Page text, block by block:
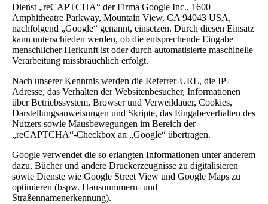
Dienst „reCAPTCHA“ der Firma Google Inc., 1600
Amphitheatre Parkway, Mountain View, CA 94043 USA,
nachfolgend „Google“ genannt, einsetzen. Durch diesen Einsatz
kann unterschieden werden, ob die entsprechende Eingabe
menschlicher Herkunft ist oder durch automatisierte maschinelle
Verarbeitung missbräuchlich erfolgt.
Nach unserer Kenntnis werden die Referrer-URL, die IP-
Adresse, das Verhalten der Websitenbesucher, Informationen
über Betriebssystem, Browser und Verweildauer, Cookies,
Darstellungsanweisungen und Skripte, das Eingabeverhalten des
Nutzers sowie Mausbewegungen im Bereich der
„reCAPTCHA“-Checkbox an „Google“ übertragen.
Google verwendet die so erlangten Informationen unter anderem
dazu, Bücher und andere Druckerzeugnisse zu digitalisieren
sowie Dienste wie Google Street View und Google Maps zu
optimieren (bspw. Hausnummern- und
Straßennamenerkennung).